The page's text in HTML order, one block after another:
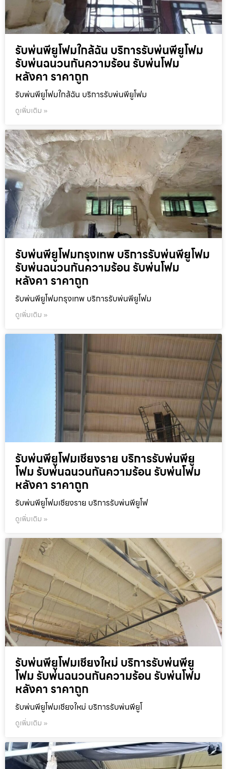
รับพ่นพียูโฟมใกล้ฉัน บริการรับพ่นพียูโฟม
รับพ่นฉนวนกันความร้อน รับพ่นโฟม
หลังคา ราคาถูก
รับพ่นพียูโฟมใกล้ฉัน บริการรับพ่นพียูโฟม
ดูเพิ่มเติม »
รับพ่นพียูโฟมกรุงเทพ บริการรับพ่นพียูโฟม
รับพ่นฉนวนกันความร้อน รับพ่นโฟม
หลังคา ราคาถูก
รับพ่นพียูโฟมกรุงเทพ บริการรับพ่นพียูโฟม
ดูเพิ่มเติม »
รับพ่นพียูโฟมเชียงราย บริการรับพ่นพียู
โฟม รับพ่นฉนวนกันความร้อน รับพ่นโฟม
หลังคา ราคาถูก
รับพ่นพียูโฟมเชียงราย บริการรับพ่นพียูโฟ
ดูเพิ่มเติม »
รับพ่นพียูโฟมเชียงใหม่ บริการรับพ่นพียู
โฟม รับพ่นฉนวนกันความร้อน รับพ่นโฟม
หลังคา ราคาถูก
รับพ่นพียูโฟมเชียงใหม่ บริการรับพ่นพียูโ
ดูเพิ่มเติม »